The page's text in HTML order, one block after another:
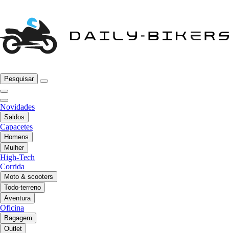
Pesquisar
Novidades
Saldos
Capacetes
Homens
Mulher
High-Tech
Corrida
Moto & scooters
Todo-terreno
Aventura
Oficina
Bagagem
Outlet